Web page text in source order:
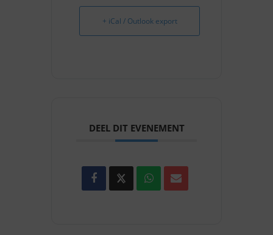
+ iCal / Outlook export
DEEL DIT EVENEMENT